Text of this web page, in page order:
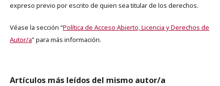
expreso previo por escrito de quien sea titular de los derechos.
Véase la sección “Política de Acceso Abierto, Licencia y Derechos de
Autor/a” para más información.
Artículos más leídos del mismo autor/a